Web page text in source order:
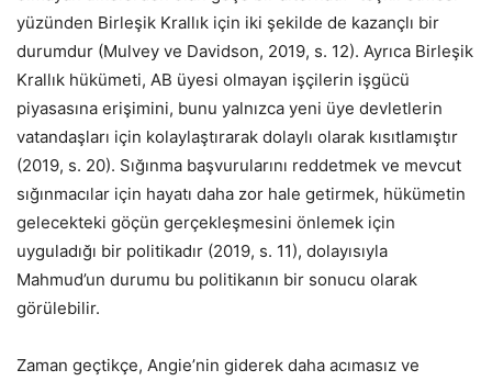
yüzünden Birleşik Krallık için iki şekilde de kazançlı bir
durumdur (Mulvey ve Davidson, 2019, s. 12). Ayrıca Birleşik
Krallık hükümeti, AB üyesi olmayan işçilerin işgücü
piyasasına erişimini, bunu yalnızca yeni üye devletlerin
vatandaşları için kolaylaştırarak dolaylı olarak kısıtlamıştır
(2019, s. 20). Sığınma başvurularını reddetmek ve mevcut
sığınmacılar için hayatı daha zor hale getirmek, hükümetin
gelecekteki göçün gerçekleşmesini önlemek için
uyguladığı bir politikadır (2019, s. 11), dolayısıyla
Mahmud’un durumu bu politikanın bir sonucu olarak
görülebilir.
Zaman geçtikçe, Angie’nin giderek daha acımasız ve